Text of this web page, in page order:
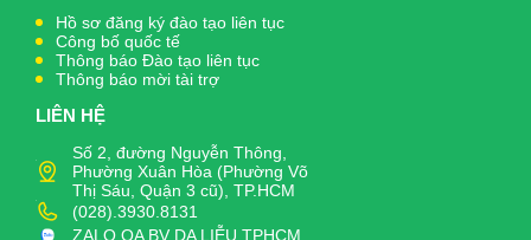
Hồ sơ đăng ký đào tạo liên tục
Công bố quốc tế
Thông báo Đào tạo liên tục
Thông báo mời tài trợ
LIÊN HỆ
Số 2, đường Nguyễn Thông,
Phường Xuân Hòa (Phường Võ
Thị Sáu, Quận 3 cũ), TP.HCM
(028).3930.8131
ZALO OA BV DA LIỄU TPHCM